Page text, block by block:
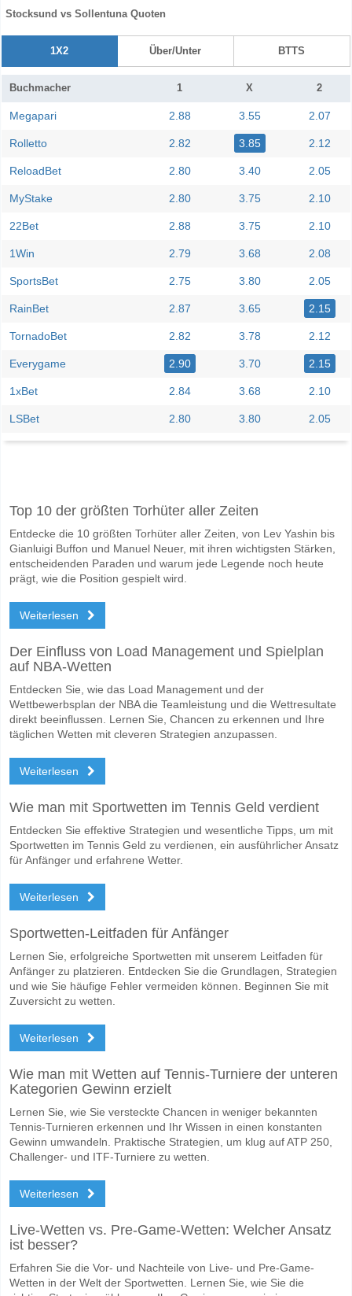
Stocksund vs Sollentuna Quoten
1X2 Über/Unter BTTS
Buchmacher 1 X 2
Megapari 2.88 3.55 2.07
Rolletto 2.82 3.85 2.12
ReloadBet 2.80 3.40 2.05
MyStake 2.80 3.75 2.10
22Bet 2.88 3.75 2.10
1Win 2.79 3.68 2.08
SportsBet 2.75 3.80 2.05
RainBet 2.87 3.65 2.15
TornadoBet 2.82 3.78 2.12
Everygame 2.90 3.70 2.15
1xBet 2.84 3.68 2.10
LSBet 2.80 3.80 2.05
Das Spiel zwischen Stocksund v Sollentuna 13 June 2026 15:00.
Wer ist das Lieblingsteam, zwischen dem zu
Sollentuna für den Gewinner den Spiel, mit einer Wahrscheinlichkeit
Ja für Beide Teams Erzielen, mit einem Prozentsatz von 72%.
Wofür ist die richtige Ergebnisprognose Stocksund v
Auf der riskanten Seite, können Sie das Korrektes Ergebnis von
Top 10 der größten Torhüter aller Zeiten
Entdecke die 10 größten Torhüter aller Zeiten, von Lev Yashin bis
Gianluigi Buffon und Manuel Neuer, mit ihren wichtigsten Stärken,
entscheidenden Paraden und warum jede Legende noch heute
prägt, wie die Position gespielt wird.
Weiterlesen
Der Einfluss von Load Management und Spielplan
auf NBA-Wetten
Entdecken Sie, wie das Load Management und der
Wettbewerbsplan der NBA die Teamleistung und die Wettresultate
direkt beeinflussen. Lernen Sie, Chancen zu erkennen und Ihre
täglichen Wetten mit cleveren Strategien anzupassen.
Weiterlesen
Wie man mit Sportwetten im Tennis Geld verdient
Entdecken Sie effektive Strategien und wesentliche Tipps, um mit
Sportwetten im Tennis Geld zu verdienen, ein ausführlicher Ansatz
für Anfänger und erfahrene Wetter.
Weiterlesen
Sportwetten-Leitfaden für Anfänger
Lernen Sie, erfolgreiche Sportwetten mit unserem Leitfaden für
Anfänger zu platzieren. Entdecken Sie die Grundlagen, Strategien
und wie Sie häufige Fehler vermeiden können. Beginnen Sie mit
Zuversicht zu wetten.
Weiterlesen
Wie man mit Wetten auf Tennis-Turniere der unteren
Kategorien Gewinn erzielt
Lernen Sie, wie Sie versteckte Chancen in weniger bekannten
Tennis-Turnieren erkennen und Ihr Wissen in einen konstanten
Gewinn umwandeln. Praktische Strategien, um klug auf ATP 250,
Challenger- und ITF-Turniere zu wetten.
Weiterlesen
Live-Wetten vs. Pre-Game-Wetten: Welcher Ansatz
ist besser?
Erfahren Sie die Vor- und Nachteile von Live- und Pre-Game-
Wetten in der Welt der Sportwetten. Lernen Sie, wie Sie die